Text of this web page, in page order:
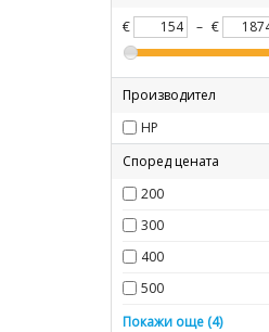
€
– €
Производител
HP
Според цената
200
300
400
500
600
Покажи още (4)